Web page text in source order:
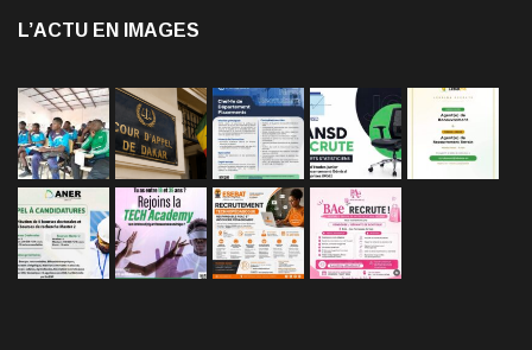
L’ACTU EN IMAGES